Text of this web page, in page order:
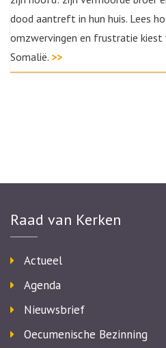
dood aantreft in hun huis. Lees
omzwervingen en frustratie kiest
Somalië. >>
Raad van Kerken
Actueel
Agenda
Nieuwsbrief
Oecumenische Bezinning